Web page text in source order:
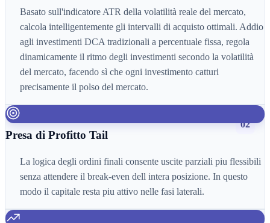
Basato sull'indicatore ATR della volatilità reale del mercato,
calcola intelligentemente gli intervalli di acquisto ottimali. Addio
agli investimenti DCA tradizionali a percentuale fissa, regola
dinamicamente il ritmo degli investimenti secondo la volatilità
del mercato, facendo sì che ogni investimento catturi
precisamente il polso del mercato.
02
Presa di Profitto Tail
La logica degli ordini finali consente uscite parziali piu flessibili
senza attendere il break-even dell intera posizione. In questo
modo il capitale resta piu attivo nelle fasi laterali.